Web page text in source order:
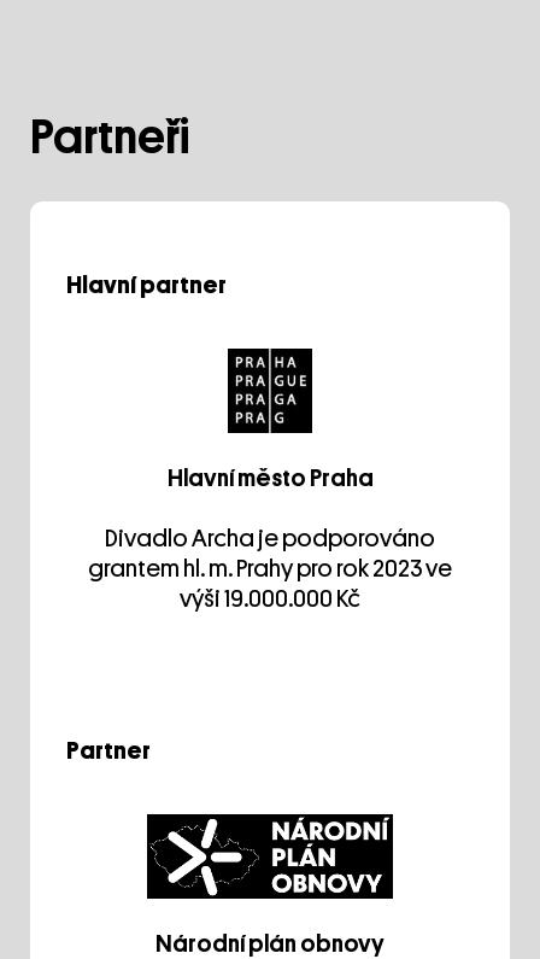
Partneři
Hlavní partner
Hlavní město Praha
Divadlo Archa je podporováno
grantem hl. m. Prahy pro rok 2023 ve
výši 19.000.000 Kč
Partner
Národní plán obnovy